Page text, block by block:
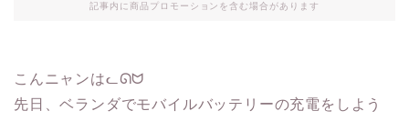
記事内に商品プロモーションを含む場合があります
こんニャンはᓚᘏᗢ
先日、ベランダでモバイルバッテリーの充電をしよう